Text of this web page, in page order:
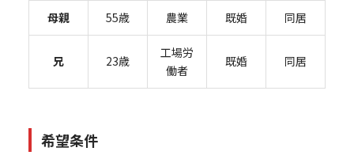
母親 55歳 農業 既婚 同居
兄 23歳
工場労
働者
既婚 同居
希望条件